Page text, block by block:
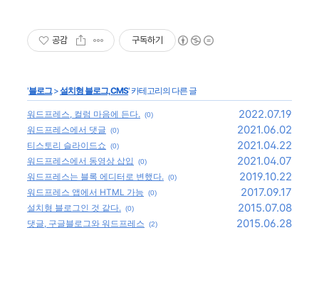
공감 구독하기
'블로그 >설치형 블로그,CMS' 카테고리의 다른 글
워드프레스, 컬럼 마음에 든다. (0) 2022.07.19
워드프레스에서 댓글 (0) 2021.06.02
티스토리 슬라이드쇼 (0) 2021.04.22
워드프레스에서 동영상 삽입 (0) 2021.04.07
워드프레스는 블록 에디터로 변했다. (0) 2019.10.22
워드프레스 앱에서 HTML 가능 (0) 2017.09.17
설치형 블로그인 것 같다. (0) 2015.07.08
댓글, 구글블로그와 워드프레스 (2) 2015.06.28